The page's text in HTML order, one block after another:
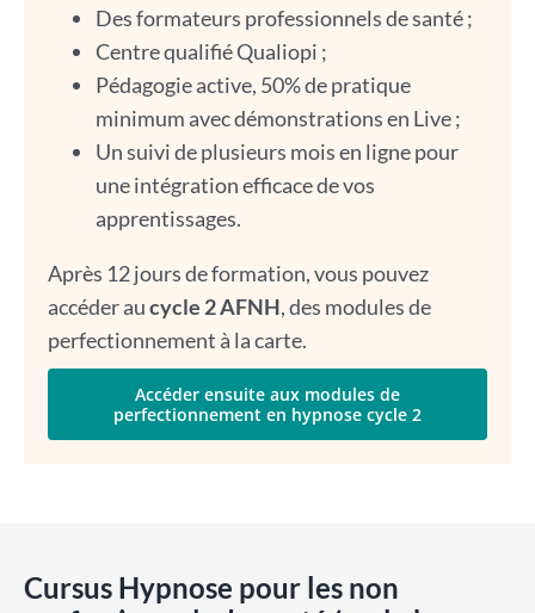
Des formateurs professionnels de santé ;
Centre qualifié Qualiopi ;
Pédagogie active, 50% de pratique
minimum avec démonstrations en Live ;
Un suivi de plusieurs mois en ligne pour
une intégration efficace de vos
apprentissages.
Après 12 jours de formation, vous pouvez
accéder aucycle 2 AFNH, des modules de
perfectionnement à la carte.
Accéder ensuite aux modules de
perfectionnement en hypnose cycle 2
Cursus Hypnose pour les non